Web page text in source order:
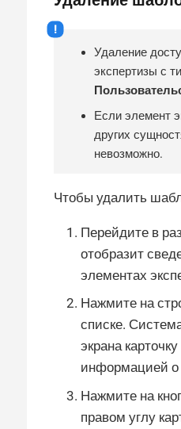
Удаление
экспертизы с
Если элемент
других
невозможно.
Чтобы удалить
Перейдите в
отобразит
элементах
Нажмите на
списке.
экрана
информацией о
Нажмите на
правом углу